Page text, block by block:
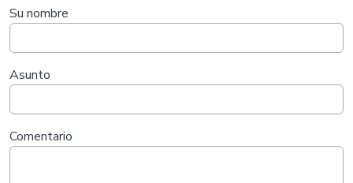
Su nombre
Asunto
Comentario